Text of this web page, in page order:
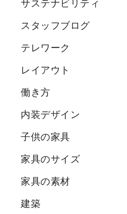
サステナビリティ
スタッフブログ
テレワーク
レイアウト
働き方
内装デザイン
子供の家具
家具のサイズ
家具の素材
建築